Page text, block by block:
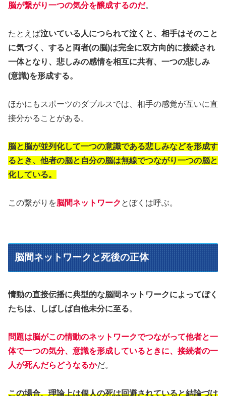
脳が繋がり一つの気分を醸成するのだ。
たとえば泣いている人につられて泣くと、相手はそのこと
に気づく、すると両者(の脳)は完全に双方向的に接続され
一体となり、悲しみの感情を相互に共有、一つの悲しみ
(意識)を形成する。
ほかにもスポーツのダブルスでは、相手の感覚が互いに直
接分かることがある。
脳と脳が並列化して一つの意識である悲しみなどを形成す
るとき、他者の脳と自分の脳は無線でつながり一つの脳と
化している。
この繋がりを脳間ネットワーク とぼくは呼ぶ。
脳間ネットワークと死後の正体
情動の直接伝播に典型的な脳間ネットワークによってぼく
たちは、しばしば自他未分に至る。
問題は脳がこの情動のネットワークでつながって他者と一
体で一つの気分、意識を形成しているときに、接続者の一
人が死んだらどうなるかだ。
この場合、理論上は個人の死は回避されていると結論づけ